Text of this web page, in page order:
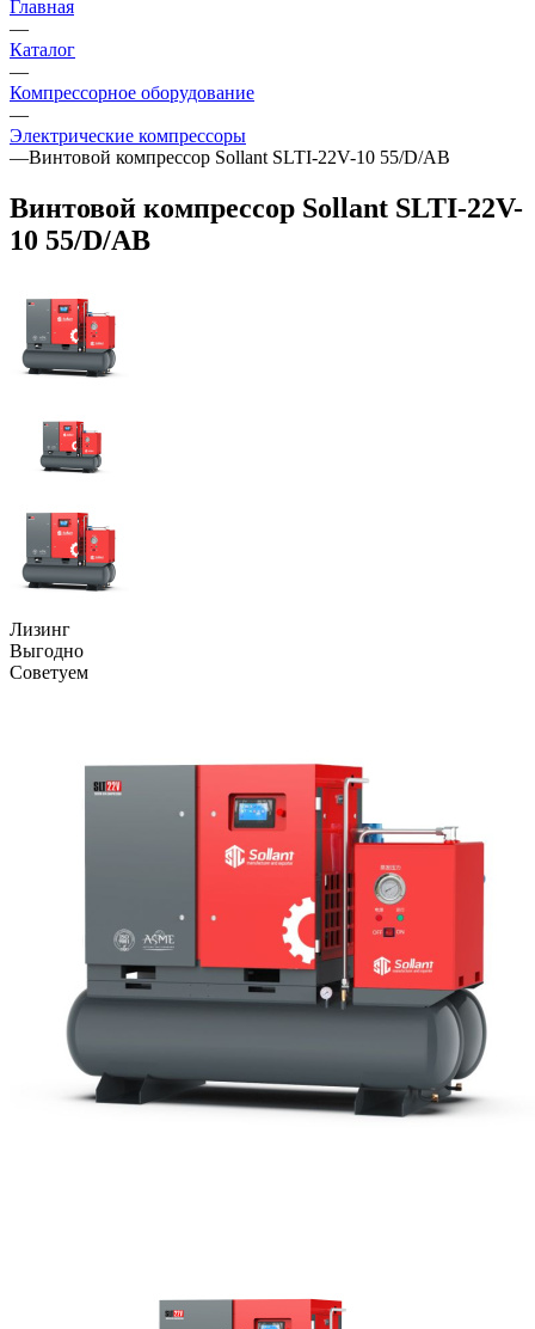
Главная
—
Каталог
—
Компрессорное оборудование
—
Электрические компрессоры
—Винтовой компрессор Sollant SLTI-22V-10 55/D/AB
Винтовой компрессор Sollant SLTI-22V-
10 55/D/AB
Лизинг
Выгодно
Советуем